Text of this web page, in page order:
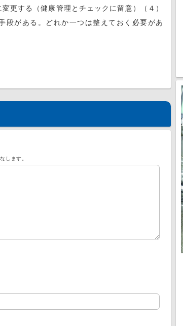
更する（健康管理とチェックに留意）（４）
がある。どれか一つは整えておく必要があ
します。